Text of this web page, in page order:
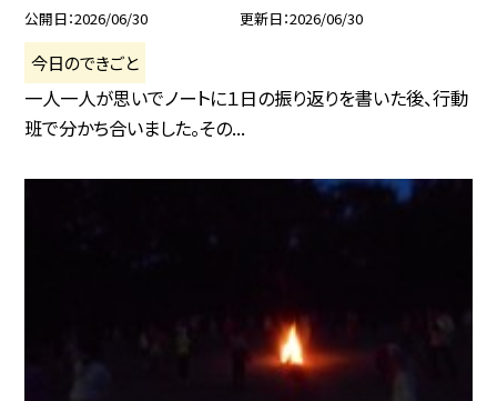
公開日 2026/06/30 更新日 2026/06/30
今日のできごと
一人一人が思いでノートに１日の振り返りを書いた後、行動
班で分かち合いました。その...